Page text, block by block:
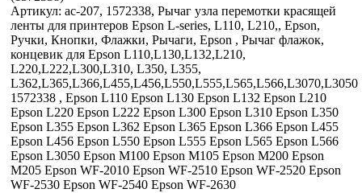
Артикул: ac-207, 1572338, Рычаг узла перемотки красящей
ленты для принтеров Epson L-series, L110, L210,, Epson,
Ручки, Кнопки, Флажки, Рычаги, Epson , Рычаг флажок,
концевик для Epson L110,L130,L132,L210,
L220,L222,L300,L310, L350, L355,
L362,L365,L366,L455,L456,L550,L555,L565,L566,L3070,L3050
1572338 , Epson L110 Epson L130 Epson L132 Epson L210
Epson L220 Epson L222 Epson L300 Epson L310 Epson L350
Epson L355 Epson L362 Epson L365 Epson L366 Epson L455
Epson L456 Epson L550 Epson L555 Epson L565 Epson L566
Epson L3050 Epson M100 Epson M105 Epson M200 Epson
M205 Epson WF-2010 Epson WF-2510 Epson WF-2520 Epson
WF-2530 Epson WF-2540 Epson WF-2630